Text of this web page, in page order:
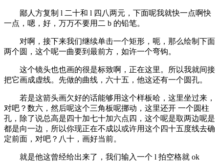
鄙人方复制 l 二十和 l 四八两元，下面呢我就快一点啊快
一点，嗯，好，万万不要用二 b 的铅笔。
对啊，接下来我们继续单击一个矩形，呃，那么绘制下面
两个圆，这个呢一曲要到最前方，如许一个弯钩。
这个镜头也也画的很是标致啊，正在这里。所以我就间接
把它画成虚线。先做的曲线，六十五，他这还有一个圆孔。
若是这箭头画欠好的话能够用这个样板哈，这里坐过来，
对吧？数六，然后呢这个三角板呢挪动，这里还开 一个圆柱
孔，除了说总高是四十加七十加六点四，这个呢是取两边呢是
都是向一边，所以你现正在不成以或许用这个四十五度线去确
定前面，对吧？八十，画好当前。
就是他这曾经给出来了，我们输入一个 l 拍空格就 ok